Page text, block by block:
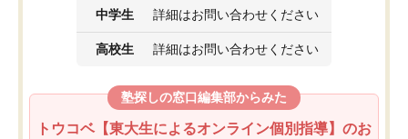
中学生 詳細はお問い合わせください
高校生 詳細はお問い合わせください
塾探しの窓口編集部からみた
トウコベ【東大生によるオンライン個別指導】のお